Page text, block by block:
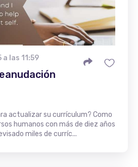
las 11:59
actualizar su currículum? Como
humanos con más de diez años
miles de curríc...